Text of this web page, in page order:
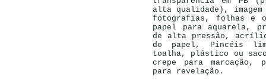
alta qualidade),
fotografias, folhas e
papel para aquarela,
de alta pressão,
do papel, Pincéis
toalha, plástico ou
crepe para marcação,
para revelação.